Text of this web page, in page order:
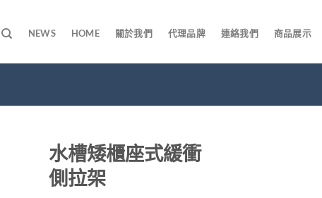
NEWS HOME 關於我們 代理品牌 連絡我們 商品展示
水槽矮櫃座式緩衝
側拉架